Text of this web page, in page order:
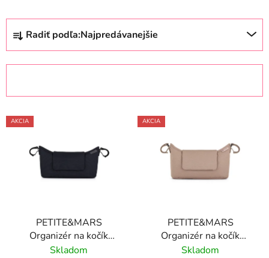
R
d
e
Radiť podľa:Najpredávanejšie
V
ý
AKCIA
PETITE&MARS
Organizér na kočík
Emma Black
Skladom
AKCIA
PETITE&MARS
Organizér na kočík
Emma Beige
Skladom